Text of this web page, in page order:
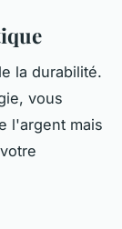
la durabilité.
vous
l'argent mais